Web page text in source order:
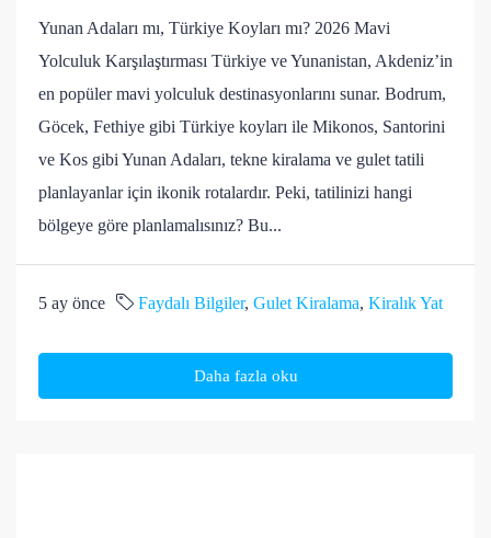
Yunan Adaları mı, Türkiye Koyları mı? 2026 Mavi
Yolculuk Karşılaştırması Türkiye ve Yunanistan, Akdeniz’in
en popüler mavi yolculuk destinasyonlarını sunar. Bodrum,
Göcek, Fethiye gibi Türkiye koyları ile Mikonos, Santorini
ve Kos gibi Yunan Adaları, tekne kiralama ve gulet tatili
planlayanlar için ikonik rotalardır. Peki, tatilinizi hangi
bölgeye göre planlamalısınız? Bu...
5 ay önce Faydalı Bilgiler, Gulet Kiralama, Kiralık Yat
Daha fazla oku